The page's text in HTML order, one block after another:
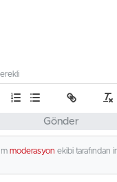
Gönder
moderasyon ekibi tarafından